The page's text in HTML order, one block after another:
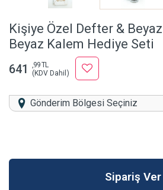
Kişiye Özel Defter &
Beyaz Kalem Hediye Seti
641
,99 TL
(KDV Dahil)
Gönderim Bölgesi Seçiniz